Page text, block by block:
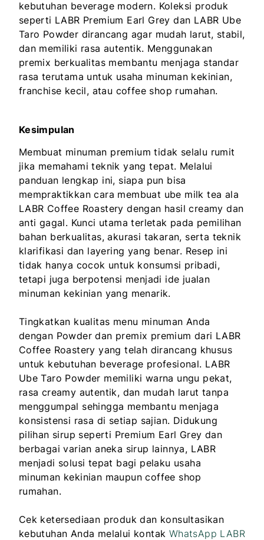
kebutuhan beverage modern. Koleksi produk
seperti LABR Premium Earl Grey dan LABR Ube
Taro Powder dirancang agar mudah larut, stabil,
dan memiliki rasa autentik. Menggunakan
premix berkualitas membantu menjaga standar
rasa terutama untuk usaha minuman kekinian,
franchise kecil, atau coffee shop rumahan.
Kesimpulan
Membuat minuman premium tidak selalu rumit
jika memahami teknik yang tepat. Melalui
panduan lengkap ini, siapa pun bisa
mempraktikkan cara membuat ube milk tea ala
LABR Coffee Roastery dengan hasil creamy dan
anti gagal. Kunci utama terletak pada pemilihan
bahan berkualitas, akurasi takaran, serta teknik
klarifikasi dan layering yang benar. Resep ini
tidak hanya cocok untuk konsumsi pribadi,
tetapi juga berpotensi menjadi ide jualan
minuman kekinian yang menarik.
Tingkatkan kualitas menu minuman Anda
dengan Powder dan premix premium dari LABR
Coffee Roastery yang telah dirancang khusus
untuk kebutuhan beverage profesional. LABR
Ube Taro Powder memiliki warna ungu pekat,
rasa creamy autentik, dan mudah larut tanpa
menggumpal sehingga membantu menjaga
konsistensi rasa di setiap sajian. Didukung
pilihan sirup seperti Premium Earl Grey dan
berbagai varian aneka sirup lainnya, LABR
menjadi solusi tepat bagi pelaku usaha
minuman kekinian maupun coffee shop
rumahan.
Cek ketersediaan produk dan konsultasikan
kebutuhan Anda melalui kontak WhatsApp LABR